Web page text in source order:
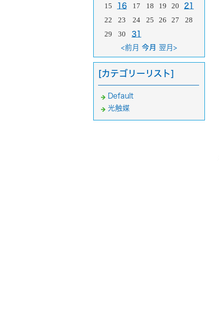
15
16 17 18 19 20 21
22 23 24 25 26 27
28
29
30
31
<前月 今月 翌月>
[カテゴリーリスト]
Default
光触媒